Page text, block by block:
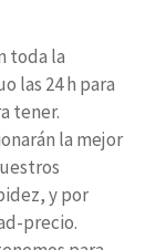
toda la
las 24 h para
tener.
la mejor
y por
precio.